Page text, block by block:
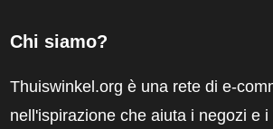
Chi siamo?
Thuiswinkel.org è una rete di e-
nell'ispirazione che aiuta i negozi e